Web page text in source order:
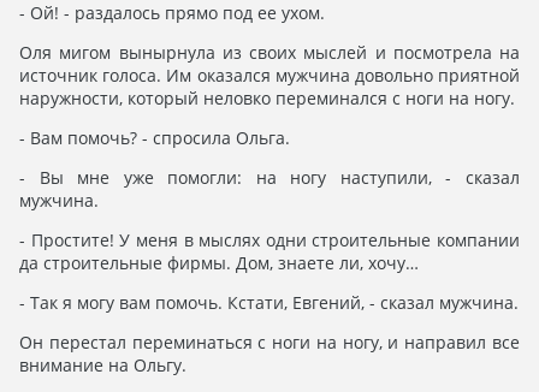
- Ой! - раздалось прямо под ее ухом.
Оля мигом вынырнула из своих мыслей и посмотрела на
источник голоса. Им оказался мужчина довольно приятной
наружности, который неловко переминался с ноги на ногу.
- Вам помочь? - спросила Ольга.
- Вы мне уже помогли: на ногу наступили, - сказал
мужчина.
- Простите! У меня в мыслях одни строительные компании
да строительные фирмы. Дом, знаете ли, хочу…
- Так я могу вам помочь. Кстати, Евгений, - сказал мужчина.
Он перестал переминаться с ноги на ногу, и направил все
внимание на Ольгу.